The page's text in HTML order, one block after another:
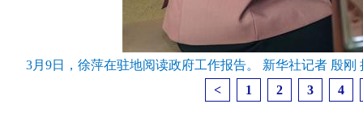
3月9日，徐萍在驻地阅读政府工作报告。 新华社记者 殷刚
<
1 2 3 4